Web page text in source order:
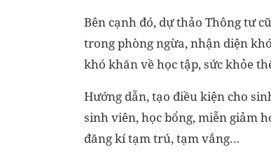
Bên cạnh đó, dự thảo Thông tư
trong phòng ngừa, nhận diện
khó khăn về học tập, sức khỏe
Hướng dẫn, tạo điều kiện cho
sinh viên, học bổng, miễn giảm
đăng kí tạm trú, tạm vắng…